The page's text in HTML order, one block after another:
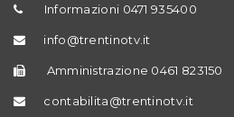
Informazioni 0471 935400
info@trentinotv.it
Amministrazione 0461 823150
contabilita@trentinotv.it